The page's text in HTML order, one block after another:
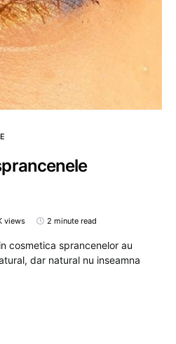
views 2 minute read
cosmetica sprancenelor au
dar natural nu inseamna